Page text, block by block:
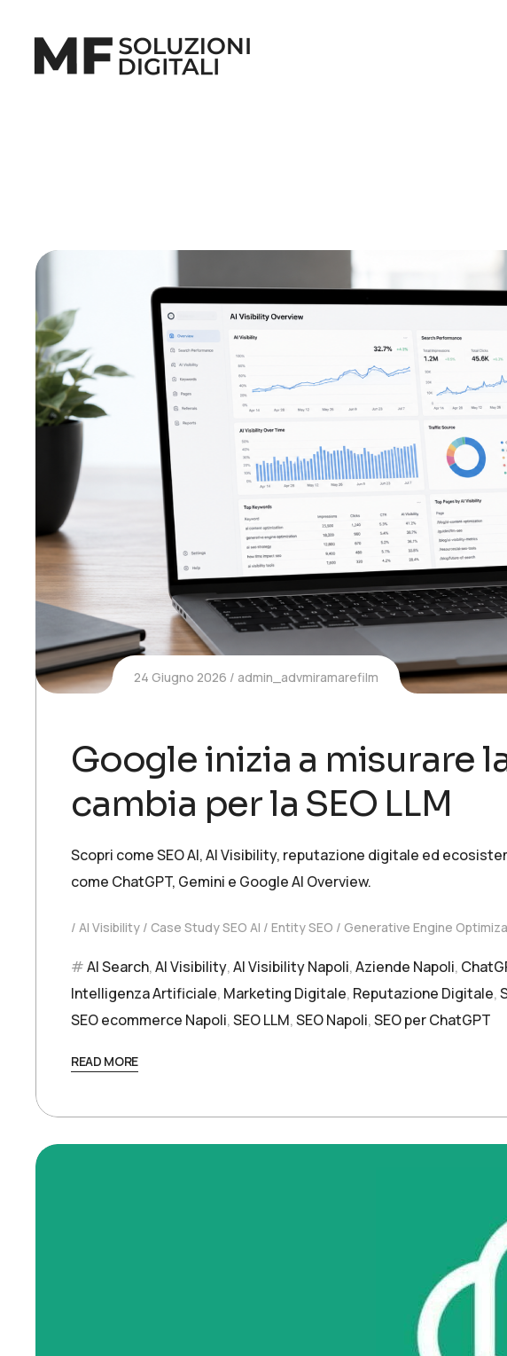
24 Giugno 2026 admin_advmiramarefilm
Google inizia a misurare
cambia per la SEO LLM
Scopri come SEO AI, AI Visibility, reputazione digitale ed
come ChatGPT, Gemini e Google AI Overview.
AI Visibility Case Study SEO AI Entity SEO Generative Engine
AI Search,AI Visibility,AI Visibility Napoli,Aziende Napoli,
Intelligenza Artificiale, Marketing Digitale, Reputazione Digitale,
SEO ecommerce Napoli,SEO LLM,SEO Napoli,SEO per ChatGPT
READ MORE